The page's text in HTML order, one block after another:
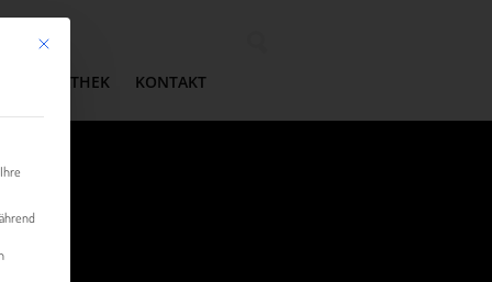
MEDIATHEK KONTAKT
Mit diesem Button wird der Dialog geschlossen. Seine Funktionalität ist identisch mit der